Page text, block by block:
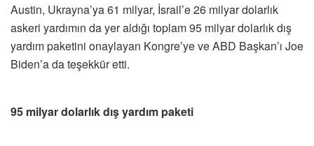
Austin, Ukrayna’ya 61 milyar, İsrail’e 26 milyar dolarlık
askeri yardımın da yer aldığı toplam 95 milyar dolarlık dış
yardım paketini onaylayan Kongre’ye ve ABD Başkan’ı Joe
Biden’a da teşekkür etti.
95 milyar dolarlık dış yardım paketi